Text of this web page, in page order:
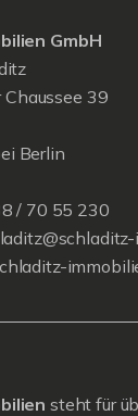
GmbH
39
Berlin
/ 70 55 230
steht für